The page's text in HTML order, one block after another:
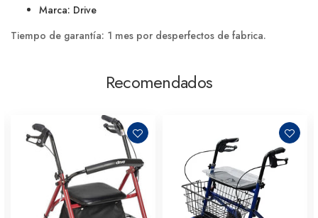
Marca: Drive
Tiempo de garantía: 1 mes por desperfectos de fabrica.
Recomendados